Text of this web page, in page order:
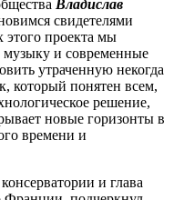
Владислав
свидетелями
этого проекта мы
музыку и современные
утраченную некогда
который понятен всем,
решение,
новые горизонты в
времени и
и глава